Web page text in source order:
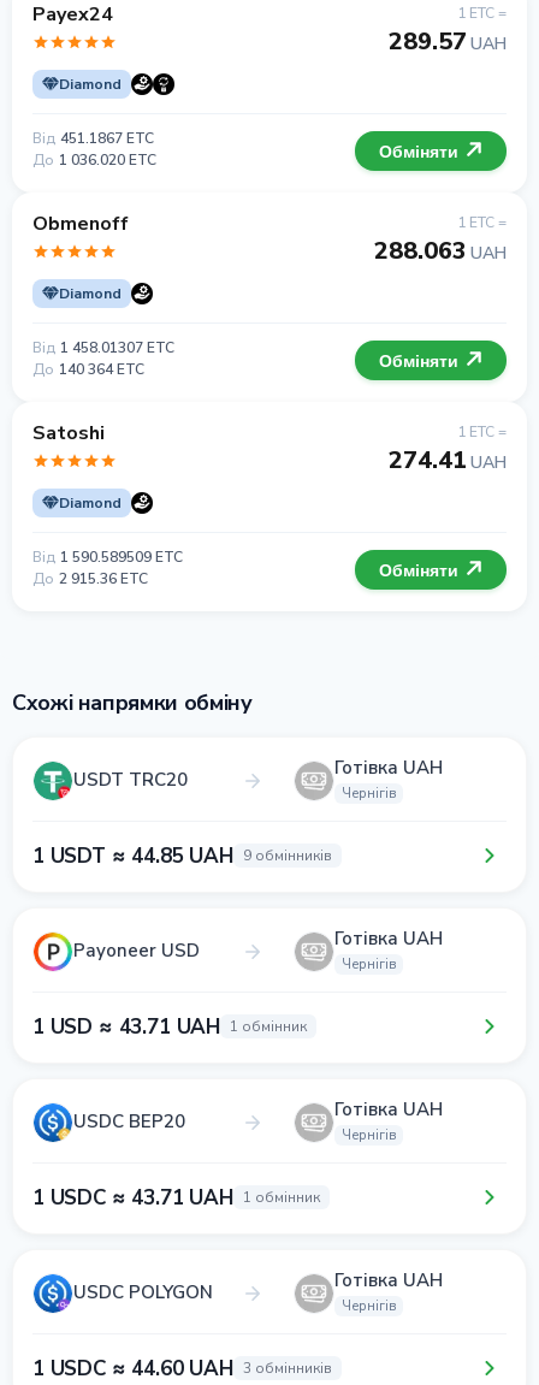
Payex24
Diamond
1 ETC =
289.57 UAH
Від 451.1867 ETC
До 1 036.020 ETC Обміняти
Obmenoff
Diamond
1 ETC =
288.063 UAH
Від 1 458.01307 ETC
До 140 364 ETC Обміняти
Satoshi
Diamond
1 ETC =
274.41 UAH
Від 1 590.589509 ETC
До 2 915.36 ETC Обміняти
Схожі напрямки обміну
USDT TRC20 Готівка UAH
Чернігів
1 USDT ≈ 44.85 UAH 9 обмінників
Payoneer USD Готівка UAH
Чернігів
1 USD ≈ 43.71 UAH 1 обмінник
USDC BEP20 Готівка UAH
Чернігів
1 USDC ≈ 43.71 UAH 1 обмінник
USDC POLYGON Готівка UAH
Чернігів
1 USDC ≈ 44.60 UAH 3 обмінників